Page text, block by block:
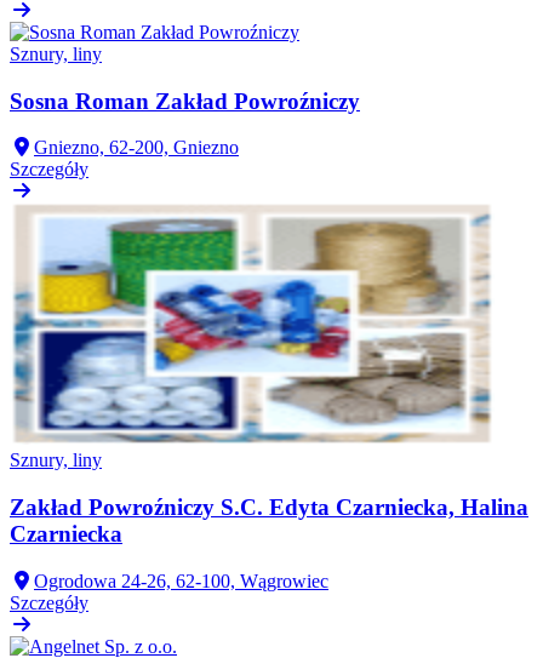
Sznury, liny
Sosna Roman Zakład Powroźniczy
Gniezno, 62-200, Gniezno
Szczegóły
Sznury, liny
Zakład Powroźniczy S.C. Edyta Czarniecka, Halina
Czarniecka
Ogrodowa 24-26, 62-100, Wągrowiec
Szczegóły